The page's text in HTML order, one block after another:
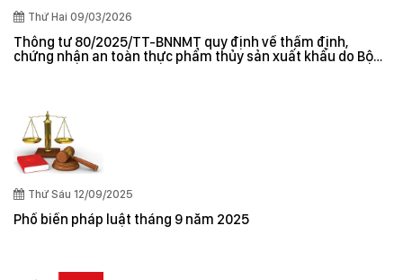
Thứ Hai 09/03/2026
Thông tư 80/2025/TT-BNNMT quy định về thẩm định,
chứng nhận an toàn thực phẩm thủy sản xuất khẩu do Bộ
Thứ Sáu 12/09/2025
Phổ biến pháp luật tháng 9 năm 2025